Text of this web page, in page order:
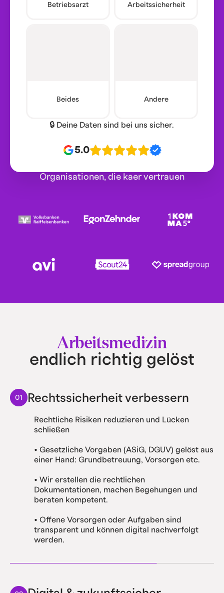
Betriebsarzt
Arbeitssicherheit
Beides Andere
🔒 Deine Daten sind bei uns sicher.
5.0
Organisationen, die kaer vertrauen
Arbeitsmedizin
endlich richtig gelöst
01 Rechtssicherheit verbessern
Rechtliche Risiken reduzieren und Lücken
schließen
• Gesetzliche Vorgaben (ASiG, DGUV) gelöst aus
einer Hand: Grundbetreuung, Vorsorgen etc.
• Wir erstellen die rechtlichen
Dokumentationen, machen Begehungen und
beraten kompetent.
• Offene Vorsorgen oder Aufgaben sind
transparent und können digital nachverfolgt
werden.